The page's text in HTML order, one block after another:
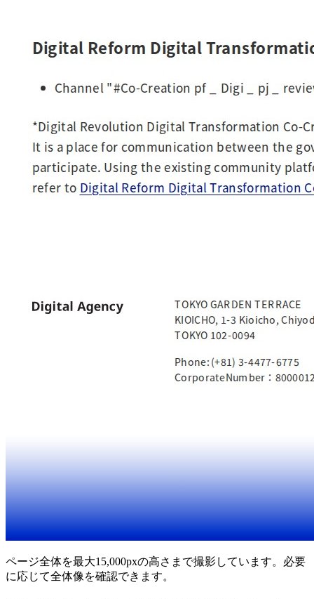
ページ全体を最大15,000pxの高さまで撮影しています。必要
に応じて全体像を確認できます。